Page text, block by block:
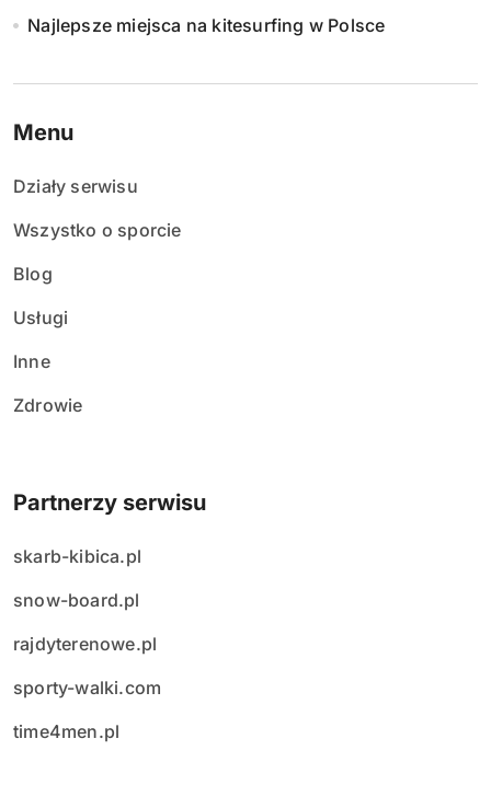
Najlepsze miejsca na kitesurfing w Polsce
Menu
Działy serwisu
Wszystko o sporcie
Blog
Usługi
Inne
Zdrowie
Partnerzy serwisu
skarb-kibica.pl
snow-board.pl
rajdyterenowe.pl
sporty-walki.com
time4men.pl